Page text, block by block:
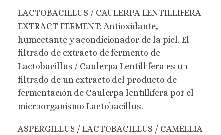
LACTOBACILLUS / CAULERPA LENTILLIFERA
EXTRACT FERMENT: Antioxidante,
humectante y acondicionador de la piel. El
filtrado de extracto de fermento de
Lactobacillus / Caulerpa Lentillifera es un
filtrado de un extracto del producto de
fermentación de Caulerpa lentillifera por el
microorganismo Lactobacillus.
ASPERGILLUS / LACTOBACILLUS / CAMELLIA